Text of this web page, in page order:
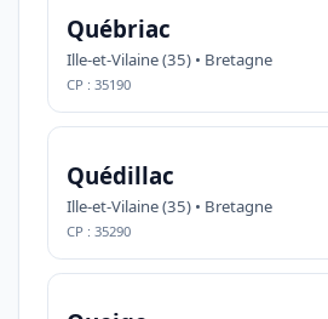
Québriac
Ille-et-Vilaine (35) • Bretagne
CP : 35190
Quédillac
Ille-et-Vilaine (35) • Bretagne
CP : 35290